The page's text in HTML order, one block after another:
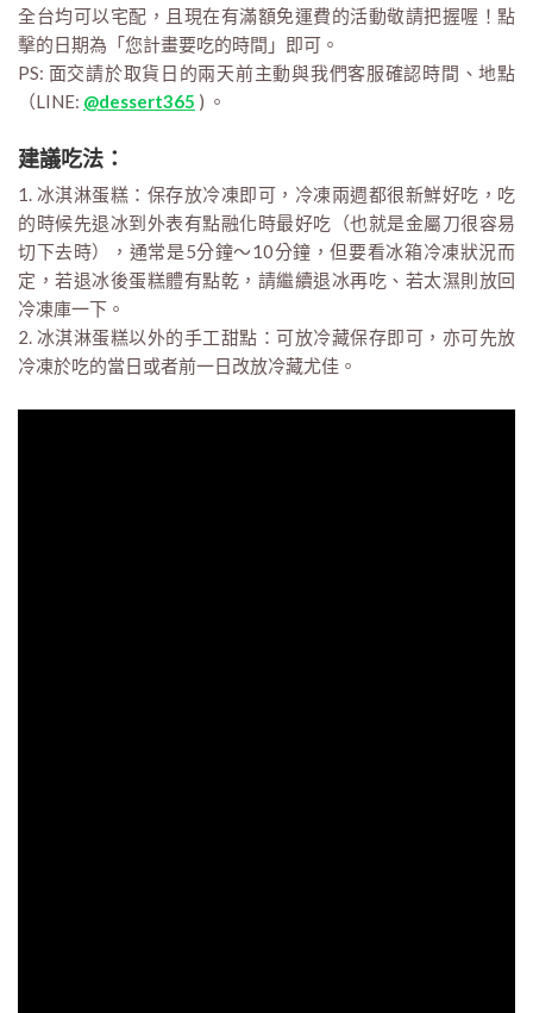
全台均可以宅配，且現在有滿額免運費的活動敬請把握喔！點
擊的日期為「您計畫要吃的時間」即可。
PS: 面交請於取貨日的兩天前主動與我們客服確認時間、地點
（LINE: @dessert365 ) 。
建議吃法：
1. 冰淇淋蛋糕：保存放冷凍即可，冷凍兩週都很新鮮好吃，吃
的時候先退冰到外表有點融化時最好吃（也就是金屬刀很容易
切下去時），通常是5分鐘～10分鐘，但要看冰箱冷凍狀況而
定，若退冰後蛋糕體有點乾，請繼續退冰再吃、若太濕則放回
冷凍庫一下。
2. 冰淇淋蛋糕以外的手工甜點：可放冷藏保存即可，亦可先放
冷凍於吃的當日或者前一日改放冷藏尤佳。